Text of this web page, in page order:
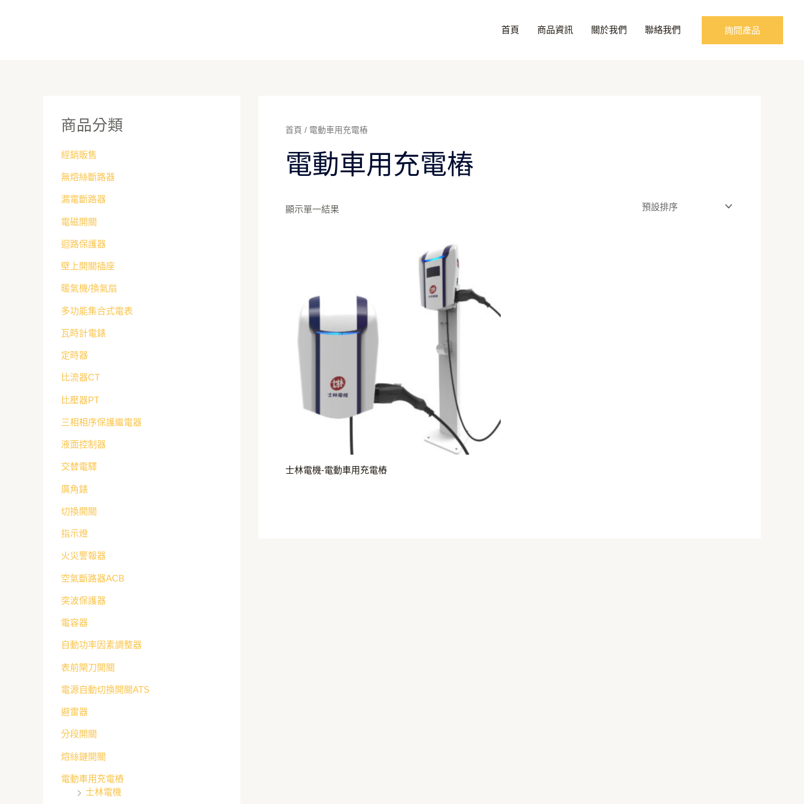
首頁 商品資訊 關於我們 聯絡我們 詢問產品
商品分類
經銷販售
無熔絲斷路器
漏電斷路器
電磁開關
迴路保護器
壁上開關插座
暖氣機/換氣扇
多功能集合式電表
瓦時計電錶
定時器
比流器CT
比壓器PT
三相相序保護繼電器
液面控制器
交替電驛
廣角錶
切換開關
指示燈
火災警報器
空氣斷路器ACB
突波保護器
電容器
自動功率因素調整器
表前閘刀開關
電源自動切換開關ATS
避雷器
分段開關
熔絲鏈開關
電動車用充電樁
士林電機
首頁 / 電動車用充電樁
電動車用充電樁
顯示單一結果
士林電機-電動車用充電樁